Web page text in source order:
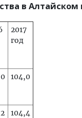
в Алтайском
2017
год
104,0
104,4